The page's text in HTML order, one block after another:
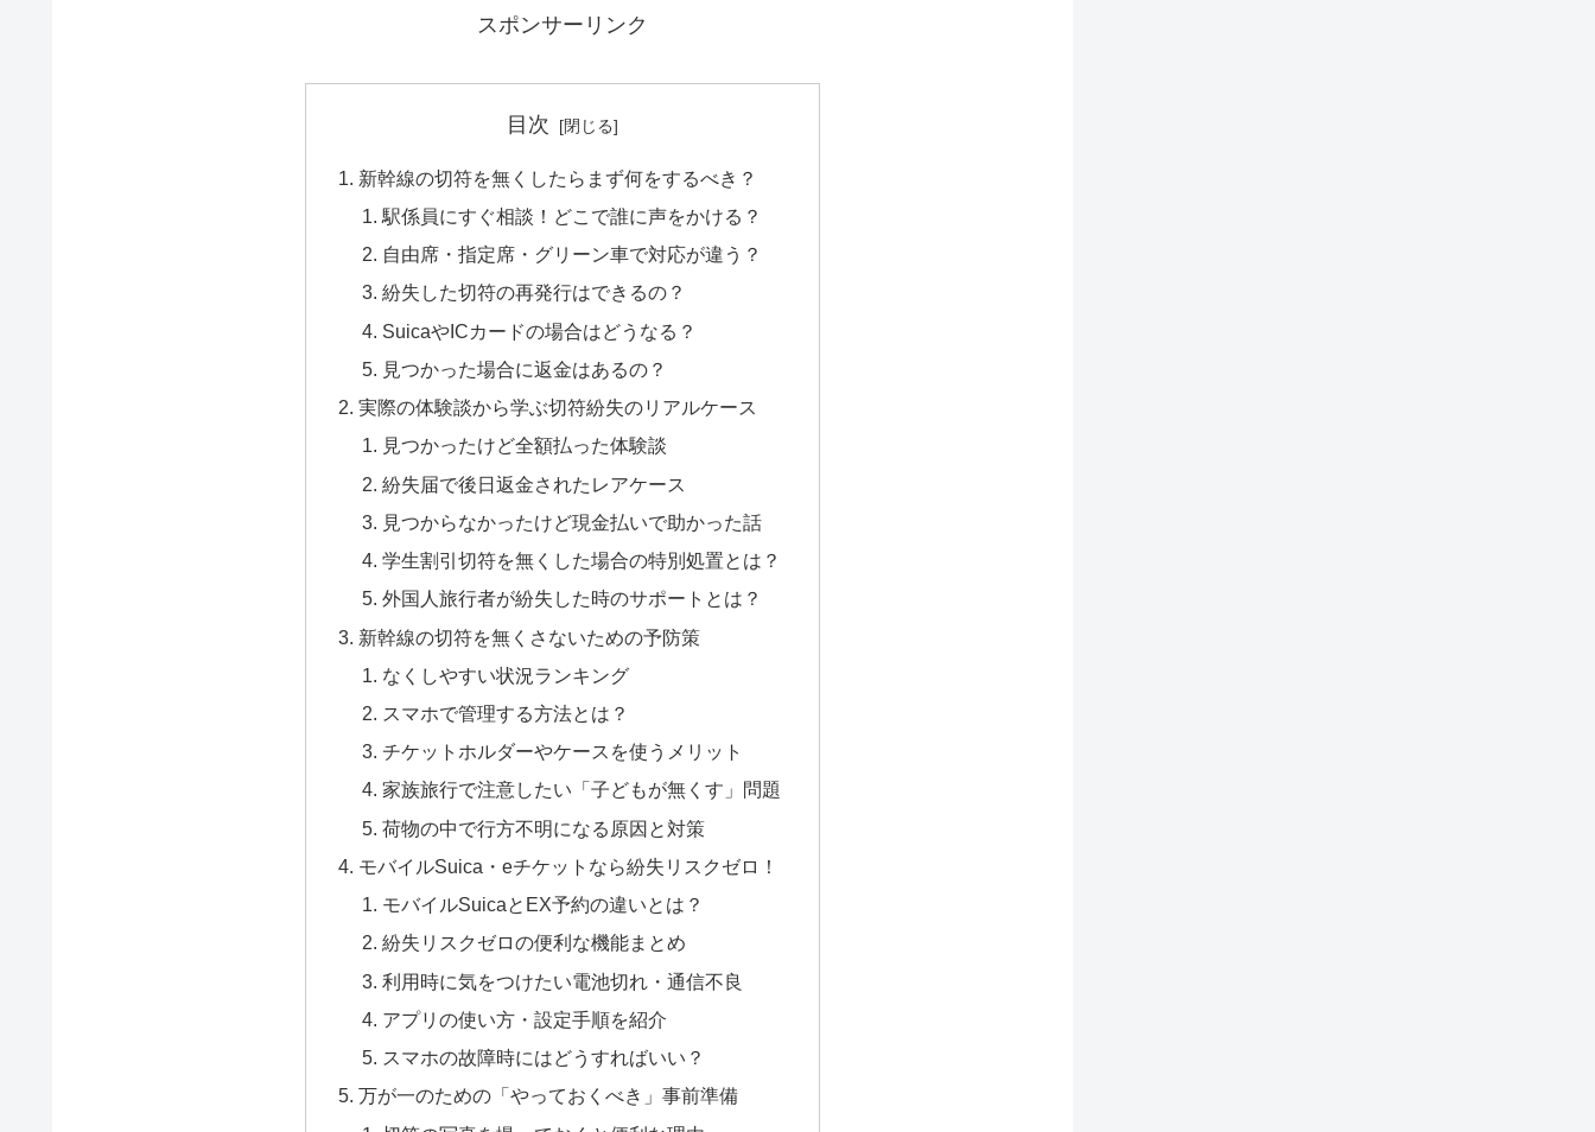
スポンサーリンク
目次
新幹線の切符を無くしたらまず何をするべき？
駅係員にすぐ相談！どこで誰に声をかける？
自由席・指定席・グリーン車で対応が違う？
紛失した切符の再発行はできるの？
SuicaやICカードの場合はどうなる？
見つかった場合に返金はあるの？
実際の体験談から学ぶ切符紛失のリアルケース
見つかったけど全額払った体験談
紛失届で後日返金されたレアケース
見つからなかったけど現金払いで助かった話
学生割引切符を無くした場合の特別処置とは？
外国人旅行者が紛失した時のサポートとは？
新幹線の切符を無くさないための予防策
なくしやすい状況ランキング
スマホで管理する方法とは？
チケットホルダーやケースを使うメリット
家族旅行で注意したい「子どもが無くす」問題
荷物の中で行方不明になる原因と対策
モバイルSuica・eチケットなら紛失リスクゼロ！
モバイルSuicaとEX予約の違いとは？
紛失リスクゼロの便利な機能まとめ
利用時に気をつけたい電池切れ・通信不良
アプリの使い方・設定手順を紹介
スマホの故障時にはどうすればいい？
万が一のための「やっておくべき」事前準備